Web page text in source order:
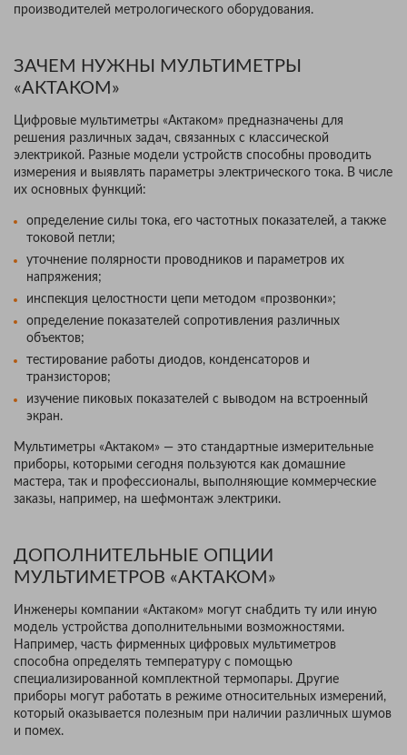
производителей метрологического оборудования.
ЗАЧЕМ НУЖНЫ МУЛЬТИМЕТРЫ
«АКТАКОМ»
Цифровые мультиметры «Актаком» предназначены для
решения различных задач, связанных с классической
электрикой. Разные модели устройств способны проводить
измерения и выявлять параметры электрического тока. В числе
их основных функций:
определение силы тока, его частотных показателей, а также
токовой петли;
уточнение полярности проводников и параметров их
напряжения;
инспекция целостности цепи методом «прозвонки»;
определение показателей сопротивления различных
объектов;
тестирование работы диодов, конденсаторов и
транзисторов;
изучение пиковых показателей с выводом на встроенный
экран.
Мультиметры «Актаком» — это стандартные измерительные
приборы, которыми сегодня пользуются как домашние
мастера, так и профессионалы, выполняющие коммерческие
заказы, например, на шефмонтаж электрики.
ДОПОЛНИТЕЛЬНЫЕ ОПЦИИ
МУЛЬТИМЕТРОВ «АКТАКОМ»
Инженеры компании «Актаком» могут снабдить ту или иную
модель устройства дополнительными возможностями.
Например, часть фирменных цифровых мультиметров
способна определять температуру с помощью
специализированной комплектной термопары. Другие
приборы могут работать в режиме относительных измерений,
который оказывается полезным при наличии различных шумов
и помех.